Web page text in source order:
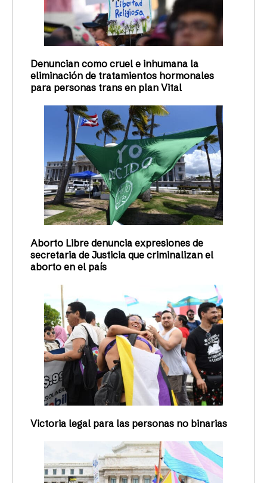
Denuncian como cruel e inhumana la
eliminación de tratamientos hormonales
para personas trans en plan Vital
Aborto Libre denuncia expresiones de
secretaria de Justicia que criminalizan el
aborto en el país
Victoria legal para las personas no binarias